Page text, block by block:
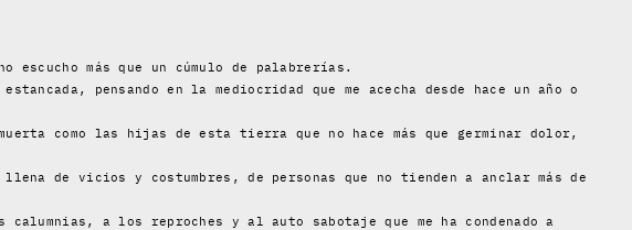
más que un cúmulo de palabrerías.
pensando en la mediocridad que me acecha desde hace un año o
como las hijas de esta tierra que no hace más que germinar dolor,
de vicios y costumbres, de personas que no tienden a anclar más de
a los reproches y al auto sabotaje que me ha condenado a